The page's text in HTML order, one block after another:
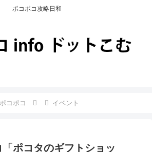
ポコポコ攻略日和
ポコポコ イベント
ポコタのギフトショッ